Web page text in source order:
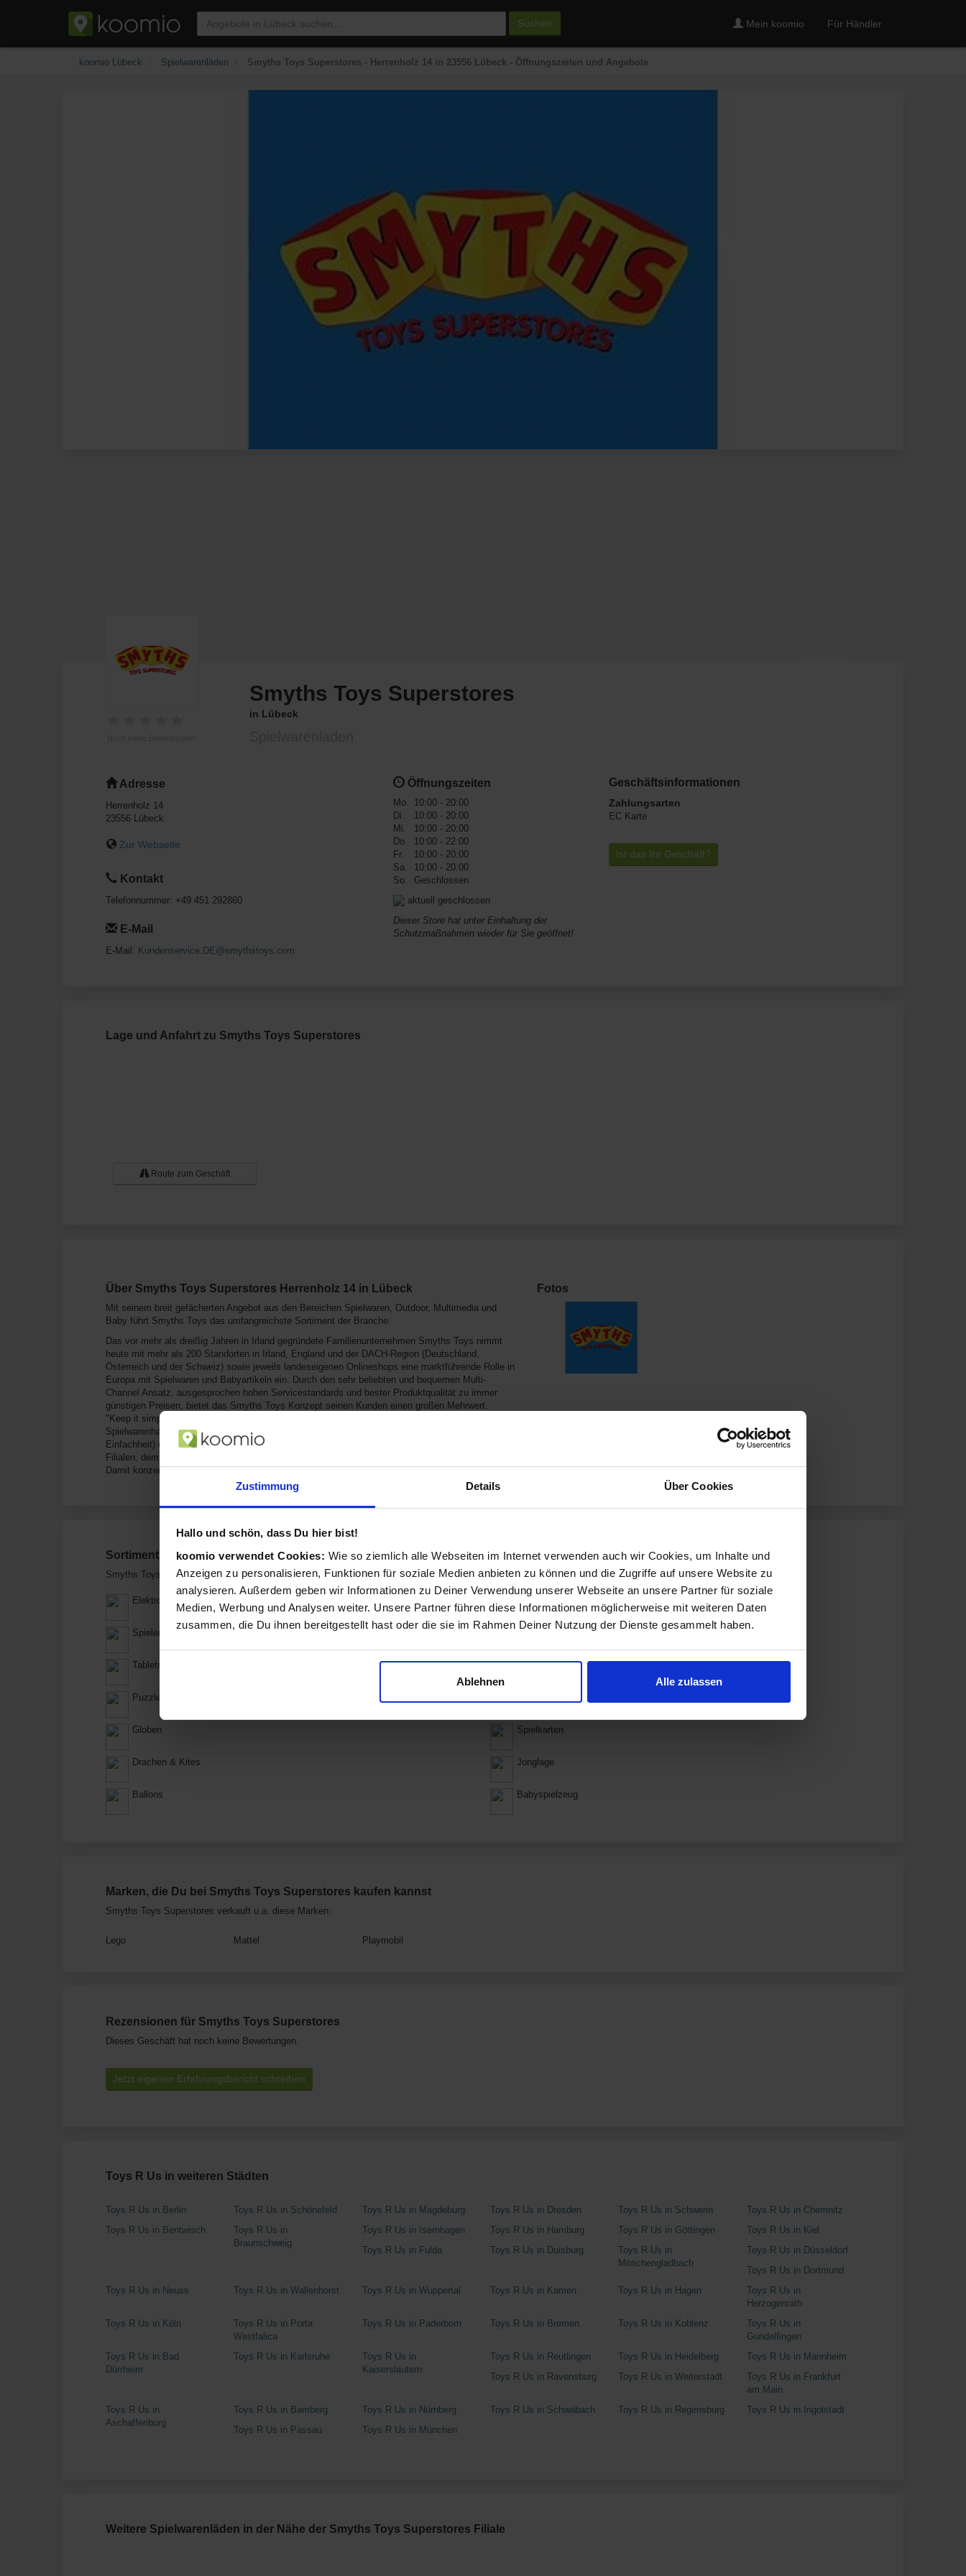
Zustimmung Details Über Cookies
Hallo und schön, dass Du hier bist!
koomio verwendet Cookies: Wie so ziemlich alle Webseiten im Internet verwenden auch wir Cookies, um Inhalte und
Anzeigen zu personalisieren, Funktionen für soziale Medien anbieten zu können und die Zugriffe auf unsere Website zu
analysieren. Außerdem geben wir Informationen zu Deiner Verwendung unserer Webseite an unsere Partner für soziale
Medien, Werbung und Analysen weiter. Unsere Partner führen diese Informationen möglicherweise mit weiteren Daten
zusammen, die Du ihnen bereitgestellt hast oder die sie im Rahmen Deiner Nutzung der Dienste gesammelt haben.
Ablehnen Alle zulassen
Suchen Mein koomio Für Händler
koomio Lübeck Spielwarenläden Smyths Toys Superstores - Herrenholz 14 in 23556 Lübeck - Öffnungszeiten und Angebote
Smyths Toys Superstores
in Lübeck
Adresse
Herrenholz 14
23556 Lübeck
Zur Webseite
Kontakt
Telefonnummer: +49 451 292860
E-Mail
E-Mail: Kundenservice.DE@smythstoys.com
Öffnungszeiten
Mo.
10:00 - 20:00
Di.
10:00 - 20:00
Mi.
10:00 - 20:00
Do.
10:00 - 22:00
Fr.
10:00 - 20:00
Sa.
10:00 - 20:00
So.
Geschlossen
aktuell geschlossen
Dieser Store hat unter Einhaltung der
Schutzmaßnahmen wieder für Sie geöffnet!
Geschäftsinformationen
Zahlungsarten
EC Karte
Ist das Ihr Geschäft?
Lage und Anfahrt zu Smyths Toys Superstores
Route zum Geschäft
Über Smyths Toys Superstores Herrenholz 14 in Lübeck
Mit seinem breit gefächerten Angebot aus den Bereichen Spielwaren, Outdoor, Multimedia und
Baby führt Smyths Toys das umfangreichste Sortiment der Branche.
Das vor mehr als dreißig Jahren in Irland gegründete Familienunternehmen Smyths Toys nimmt
heute mit mehr als 200 Standorten in Irland, England und der DACH-Region (Deutschland,
Österreich und der Schweiz) sowie jeweils landeseigenen Onlineshops eine marktführende Rolle in
Europa mit Spielwaren und Babyartikeln ein. Durch den sehr beliebten und bequemen Multi-
Channel Ansatz, ausgesprochen hohen Servicestandards und bester Produktqualität zu immer
günstigen Preisen, bietet das Smyths Toys Konzept seinen Kunden einen großen Mehrwert.
"Keep it simple", so lautet das wichtigste Motto der Smyth Brüder, die vor mehr als 30 Jahren den
Spielwarenhandel Smyths Toys in Irland gründeten. Diese Klarheit (Englisch: simplicity =
Einfachheit) erkennt man bei Smyths Toys unter anderem an den klar sortierten Regalen in den
Filialen, dem klaren "jeden Tag fairster-Preis-Versprechen" und den hohen Servicestandards.
Damit konzentrieren wir uns bei Smyths Toys auf das Wesentliche: Unsere Kunden!
Fotos
Sortiment von Smyths Toys Superstores
Smyths Toys Superstores verkauft Produkte aus diesen Kategorien:
Elektronik
Spielen & Basteln
Tablets Software & Videospiele
Puzzles
Globen Spielkarten
Drachen & Kites Jonglage
Ballons Babyspielzeug
Marken, die Du bei Smyths Toys Superstores kaufen kannst
Smyths Toys Superstores verkauft u.a. diese Marken:
Lego Mattel Playmobil
Rezensionen für Smyths Toys Superstores
Dieses Geschäft hat noch keine Bewertungen.
Jetzt eigenen Erfahrungsbericht schreiben
Toys R Us in weiteren Städten
Toys R Us in Berlin Toys R Us in Schönefeld Toys R Us in Magdeburg Toys R Us in Dresden Toys R Us in Schwerin
Toys R Us in Chemnitz
Toys R Us in Bentwisch
Toys R Us in
Braunschweig
Toys R Us in Isernhagen Toys R Us in Hamburg Toys R Us in Göttingen
Toys R Us in Kiel
Toys R Us in Fulda
Toys R Us in Duisburg
Toys R Us in
Mönchengladbach
Toys R Us in Düsseldorf
Toys R Us in Dortmund
Toys R Us in Neuss
Toys R Us in Wallenhorst Toys R Us in Wuppertal Toys R Us in Kamen Toys R Us in Hagen
Toys R Us in
Herzogenrath
Toys R Us in Köln
Toys R Us in Porta
Westfalica
Toys R Us in Paderborn Toys R Us in Bremen Toys R Us in Koblenz
Toys R Us in
Gundelfingen
Toys R Us in Bad
Dürrheim
Toys R Us in Karlsruhe
Toys R Us in
Kaiserslautern
Toys R Us in Reutlingen Toys R Us in Heidelberg
Toys R Us in Mannheim
Toys R Us in Ravensburg
Toys R Us in Weiterstadt
Toys R Us in Frankfurt
am Main
Toys R Us in
Aschaffenburg
Toys R Us in Bamberg Toys R Us in Nürnberg Toys R Us in Schwabach Toys R Us in Regensburg
Toys R Us in Ingolstadt
Toys R Us in Passau
Toys R Us in München
Weitere Spielwarenläden in der Nähe der Smyths Toys Superstores Filiale